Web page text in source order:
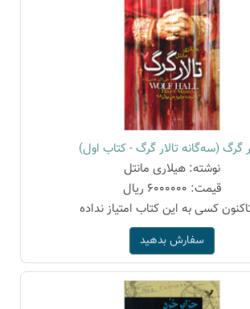
گرگ (سه‌گانه تالار گرگ - کتاب اول)
نوشته: هیلاری مانتل
قیمت: 6000000 ریال
سفارش بدهید